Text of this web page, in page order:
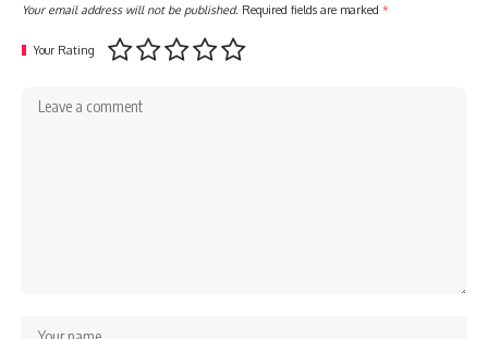
Your email address will not be published. Required fields are marked *
Your Rating